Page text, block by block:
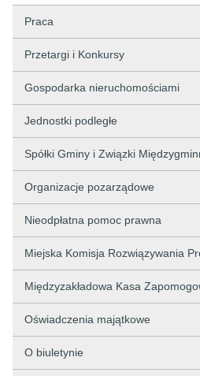
Praca
Przetargi i Konkursy
Gospodarka nieruchomościami
Jednostki podległe
Spółki Gminy i Związki
Organizacje pozarządowe
Nieodpłatna pomoc prawna
Miejska Komisja Rozwiązywania
Międzyzakładowa Kasa
Oświadczenia majątkowe
O biuletynie